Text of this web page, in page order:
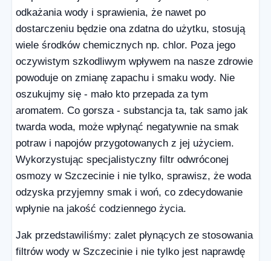
odkażania wody i sprawienia, że nawet po
dostarczeniu będzie ona zdatna do użytku, stosują
wiele środków chemicznych np. chlor. Poza jego
oczywistym szkodliwym wpływem na nasze zdrowie
powoduje on zmianę zapachu i smaku wody. Nie
oszukujmy się - mało kto przepada za tym
aromatem. Co gorsza - substancja ta, tak samo jak
twarda woda, może wpłynąć negatywnie na smak
potraw i napojów przygotowanych z jej użyciem.
Wykorzystując specjalistyczny filtr odwróconej
osmozy w Szczecinie i nie tylko, sprawisz, że woda
odzyska przyjemny smak i woń, co zdecydowanie
wpłynie na jakość codziennego życia.
Jak przedstawiliśmy: zalet płynących ze stosowania
filtrów wody w Szczecinie i nie tylko jest naprawdę